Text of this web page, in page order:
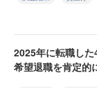
2025年に転職し
希望退職を肯定